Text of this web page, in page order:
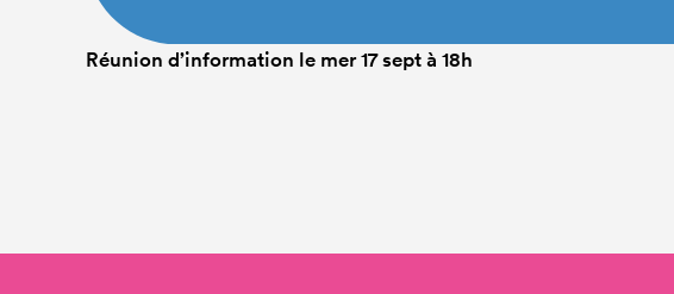
Réunion d’information le mer 17 sept à 18h